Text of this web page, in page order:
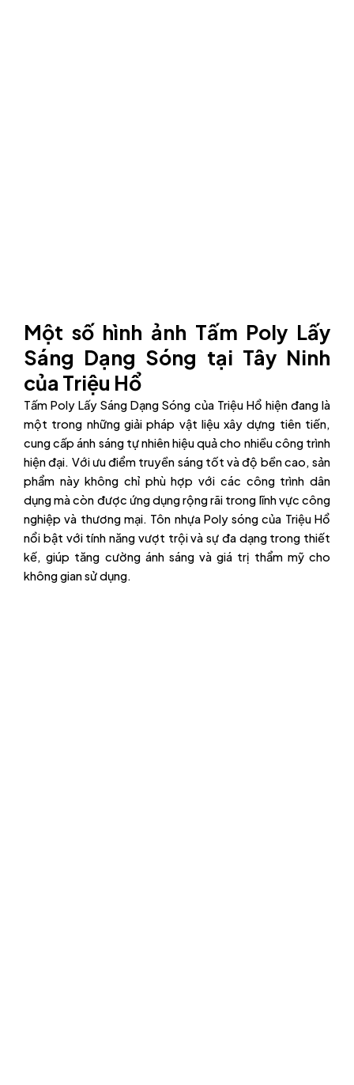
Một số hình ảnh Tấm Poly Lấy
Sáng Dạng Sóng tại Tây Ninh
của Triệu Hổ
Tấm Poly Lấy Sáng Dạng Sóng của Triệu Hổ hiện đang là
một trong những giải pháp vật liệu xây dựng tiên tiến,
cung cấp ánh sáng tự nhiên hiệu quả cho nhiều công trình
hiện đại. Với ưu điểm truyền sáng tốt và độ bền cao, sản
phẩm này không chỉ phù hợp với các công trình dân
dụng mà còn được ứng dụng rộng rãi trong lĩnh vực công
nghiệp và thương mại. Tôn nhựa Poly sóng của Triệu Hổ
nổi bật với tính năng vượt trội và sự đa dạng trong thiết
kế, giúp tăng cường ánh sáng và giá trị thẩm mỹ cho
không gian sử dụng.